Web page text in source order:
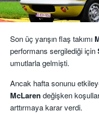
Son üç yarışın flaş takımı
performans sergilediği için
umutlarla gelmişti.
Ancak hafta sonunu
McLarendeğişken
arttırmaya karar verdi.